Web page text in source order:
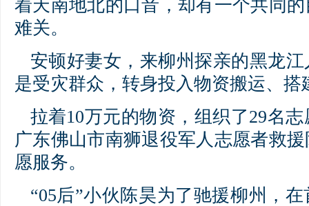
着天南地北的口音，却有一个共同
难关。
安顿好妻女，来柳州探亲的黑龙
是受灾群众，转身投入物资搬运、搭
拉着10万元的物资，组织了29名
广东佛山市南狮退役军人志愿者救
愿服务。
“05后”小伙陈昊为了驰援柳州，